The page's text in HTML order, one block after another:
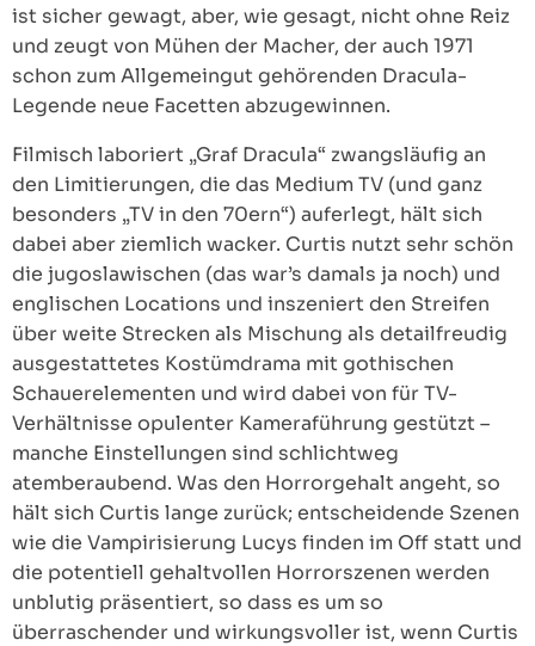
ist sicher gewagt, aber, wie gesagt, nicht ohne Reiz
und zeugt von Mühen der Macher, der auch 1971
schon zum Allgemeingut gehörenden Dracula-
Legende neue Facetten abzugewinnen.
Filmisch laboriert „Graf Dracula“ zwangsläufig an
den Limitierungen, die das Medium TV (und ganz
besonders „TV in den 70ern“) auferlegt, hält sich
dabei aber ziemlich wacker. Curtis nutzt sehr schön
die jugoslawischen (das war’s damals ja noch) und
englischen Locations und inszeniert den Streifen
über weite Strecken als Mischung als detailfreudig
ausgestattetes Kostümdrama mit gothischen
Schauerelementen und wird dabei von für TV-
Verhältnisse opulenter Kameraführung gestützt –
manche Einstellungen sind schlichtweg
atemberaubend. Was den Horrorgehalt angeht, so
hält sich Curtis lange zurück; entscheidende Szenen
wie die Vampirisierung Lucys finden im Off statt und
die potentiell gehaltvollen Horrorszenen werden
unblutig präsentiert, so dass es um so
überraschender und wirkungsvoller ist, wenn Curtis